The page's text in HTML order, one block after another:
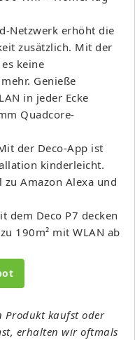
Netzwerk erhöht die
zusätzlich. Mit der
keine
Genieße
in jeder Ecke
Quadcore-
der Deco-App ist
kinderleicht.
Amazon Alexa und
dem Deco P7 decken
190m² mit WLAN ab
Produkt kaufst oder
erhalten wir oftmals